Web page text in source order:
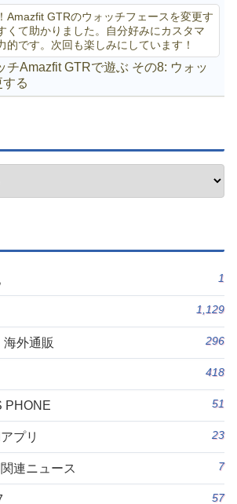
Amazfit GTRのウォッチフェースを変更す
くて助かりました。自分好みにカスタマ
的です。次回も楽しみにしています！
チAmazfit GTRで遊ぶ その8: ウォッ
る
1
1,129
外通販 296
418
PHONE 51
プリ 23
連ニュース 7
57